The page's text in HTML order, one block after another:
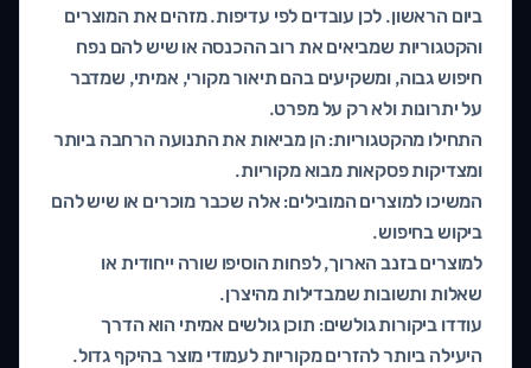
ביום הראשון. לכן עובדים לפי עדיפות. מזהים את המוצרים
והקטגוריות שמביאים את רוב ההכנסה או שיש להם נפח
חיפוש גבוה, ומשקיעים בהם תיאור מקורי, אמיתי, שמדבר
על יתרונות ולא רק על מפרט.
התחילו מהקטגוריות: הן מביאות את התנועה הרחבה ביותר
ומצדיקות פסקאות מבוא מקוריות.
המשיכו למוצרים המובילים: אלה שכבר מוכרים או שיש להם
ביקוש בחיפוש.
למוצרים בזנב הארוך, לפחות הוסיפו שורה ייחודית או
שאלות ותשובות שמבדילות מהיצרן.
עודדו ביקורות גולשים: תוכן גולשים אמיתי הוא הדרך
היעילה ביותר להזרים מקוריות לעמודי מוצר בהיקף גדול.